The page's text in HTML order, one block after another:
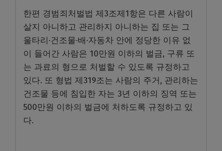
한편 경범죄처벌법 제3조제1항은 다른 사람이
살지 아니하고 관리하지 아니하는 집 또는 그
울타리·건조물·배·자동차 안에 정당한 이유 없
이 들어간 사람은 10만원 이하의 벌금, 구류 또
는 과료의 형으로 처벌할 수 있도록 규정하고
있다. 또 형법 제319조는 사람의 주거, 관리하는
건조물 등에 침입한 자는 3년 이하의 징역 또는
500만원 이하의 벌금에 처하도록 규정하고 있
다.